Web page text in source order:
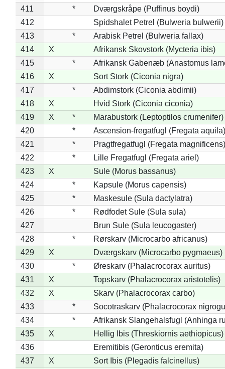
411
*
Dværgskråpe (Puffinus boydi)
412
Spidshalet Petrel (Bulweria bulwerii)
413
*
Arabisk Petrel (Bulweria fallax)
414
X
Afrikansk Skovstork (Mycteria ibis)
415
*
Afrikansk Gabenæb (Anastomus
416
X
Sort Stork (Ciconia nigra)
417
*
Abdimstork (Ciconia abdimii)
418
X
Hvid Stork (Ciconia ciconia)
419
X *
Marabustork (Leptoptilos crumenifer)
420
*
Ascension-fregatfugl (Fregata aquila)
421
*
Pragtfregatfugl (Fregata magnificens)
422
*
Lille Fregatfugl (Fregata ariel)
423
X
Sule (Morus bassanus)
424
*
Kapsule (Morus capensis)
425
*
Maskesule (Sula dactylatra)
426
*
Rødfodet Sule (Sula sula)
427
Brun Sule (Sula leucogaster)
428
*
Rørskarv (Microcarbo africanus)
429
X
Dværgskarv (Microcarbo pygmaeus)
430
*
Øreskarv (Phalacrocorax auritus)
431
X
Topskarv (Phalacrocorax aristotelis)
432
X
Skarv (Phalacrocorax carbo)
433
*
Socotraskarv (Phalacrocorax
434
*
Afrikansk Slangehalsfugl (Anhinga
435
X
Hellig Ibis (Threskiornis aethiopicus)
436
Eremitibis (Geronticus eremita)
437
X
Sort Ibis (Plegadis falcinellus)